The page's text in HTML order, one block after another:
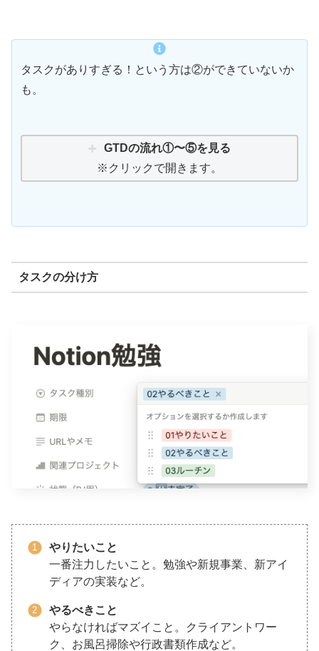
タスクがありすぎる！という方は②ができていないか
も。
GTDの流れ①〜⑤を見る
※クリックで開きます。
タスクの分け方
やりたいこと
一番注力したいこと。勉強や新規事業、新アイ
ディアの実装など。
やるべきこと
やらなければマズイこと。クライアントワー
ク、お風呂掃除や行政書類作成など。